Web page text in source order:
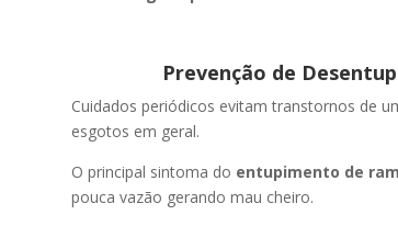
Prevenção de
Cuidados periódicos evitam transtornos de
esgotos em geral.
O principal sintoma do entupimento de
pouca vazão gerando mau cheiro.